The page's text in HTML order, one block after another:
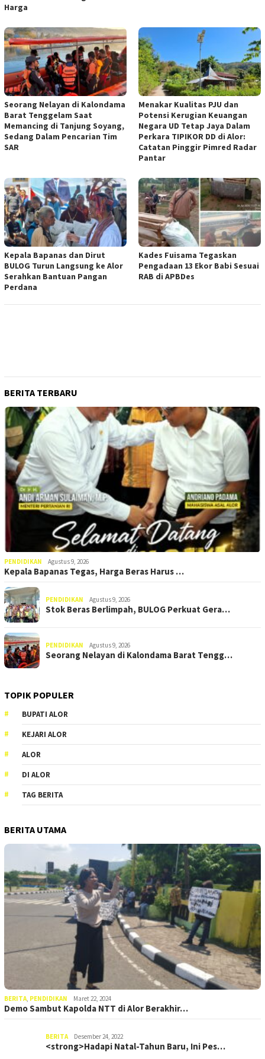
Harga
Seorang Nelayan di Kalondama
Barat Tenggelam Saat
Memancing di Tanjung Soyang,
Sedang Dalam Pencarian Tim
SAR
Menakar Kualitas PJU dan
Potensi Kerugian Keuangan
Negara UD Tetap Jaya Dalam
Perkara TIPIKOR DD di Alor:
Catatan Pinggir Pimred Radar
Pantar
Kepala Bapanas dan Dirut
BULOG Turun Langsung ke Alor
Serahkan Bantuan Pangan
Perdana
Kades Fuisama Tegaskan
Pengadaan 13 Ekor Babi Sesuai
RAB di APBDes
BERITA TERBARU
PENDIDIKAN Agustus 9, 2026
Kepala Bapanas Tegas, Harga Beras Harus …
PENDIDIKAN Agustus 9, 2026
Stok Beras Berlimpah, BULOG Perkuat Gera…
PENDIDIKAN Agustus 9, 2026
Seorang Nelayan di Kalondama Barat Tengg…
TOPIK POPULER
BUPATI ALOR
KEJARI ALOR
ALOR
DI ALOR
TAG BERITA
BERITA UTAMA
BERITA PENDIDIKAN Maret 22, 2024
Demo Sambut Kapolda NTT di Alor Berakhir…
BERITA Desember 24, 2022
<strong>Hadapi Natal-Tahun Baru, Ini Pes…